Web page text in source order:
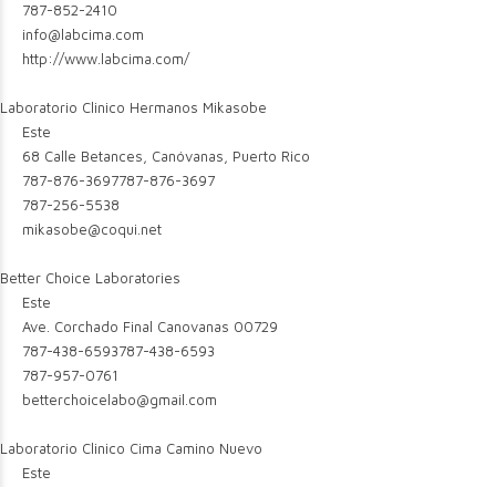
787-852-2410
info@labcima.com
http://www.labcima.com/
Laboratorio Clinico Hermanos Mikasobe
Este
68 Calle Betances, Canóvanas, Puerto Rico
787-876-3697787-876-3697
787-256-5538
mikasobe@coqui.net
Better Choice Laboratories
Este
Ave. Corchado Final Canovanas 00729
787-438-6593787-438-6593
787-957-0761
betterchoicelabo@gmail.com
Laboratorio Clinico Cima Camino Nuevo
Este